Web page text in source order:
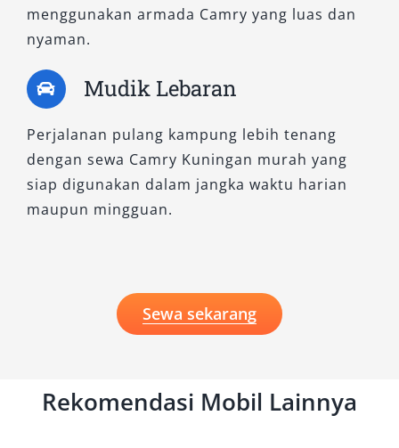
menggunakan armada Camry yang luas dan
nyaman.
Mudik Lebaran
Perjalanan pulang kampung lebih tenang
dengan sewa Camry Kuningan murah yang
siap digunakan dalam jangka waktu harian
maupun mingguan.
Sewa sekarang
Rekomendasi Mobil Lainnya